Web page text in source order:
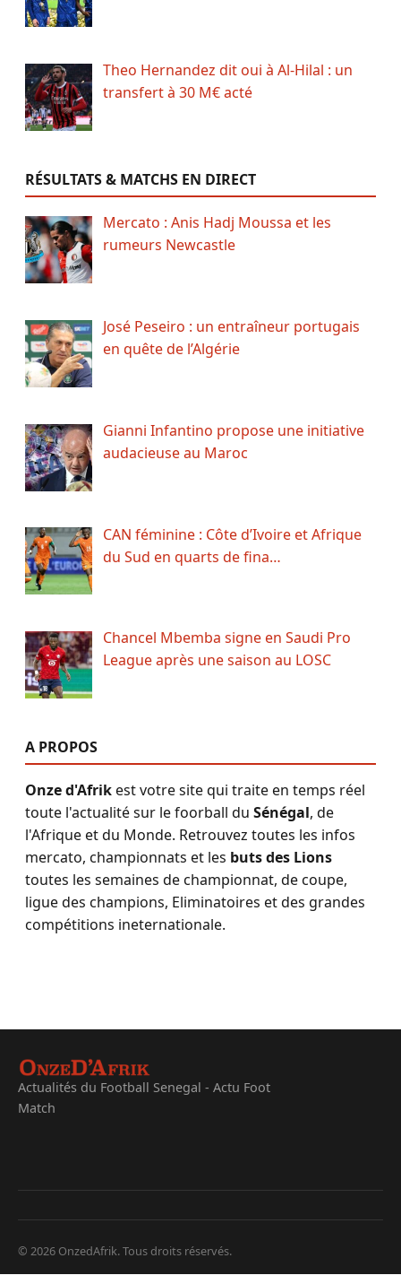
Theo Hernandez dit oui à Al-Hilal : un
transfert à 30 M€ acté
RÉSULTATS & MATCHS EN DIRECT
Mercato : Anis Hadj Moussa et les
rumeurs Newcastle
José Peseiro : un entraîneur portugais
en quête de l’Algérie
Gianni Infantino propose une initiative
audacieuse au Maroc
CAN féminine : Côte d’Ivoire et Afrique
du Sud en quarts de fina…
Chancel Mbemba signe en Saudi Pro
League après une saison au LOSC
A PROPOS
Onze d'Afrikest votre site qui traite en temps réel
toute l'actualité sur le foorball du Sénégal, de
l'Afrique et du Monde. Retrouvez toutes les infos
mercato, championnats et les buts des Lions
toutes les semaines de championnat, de coupe,
ligue des champions, Eliminatoires et des grandes
compétitions ineternationale.
Actualités du Football Senegal - Actu Foot
Match
© 2026 OnzedAfrik. Tous droits réservés.